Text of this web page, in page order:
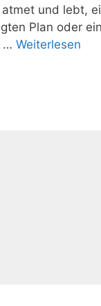
und lebt,
Plan oder
… Weiterlesen